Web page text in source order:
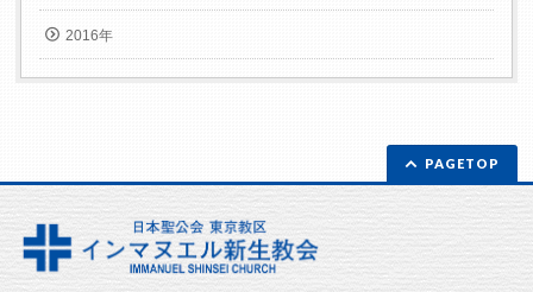
2016年
PAGETOP